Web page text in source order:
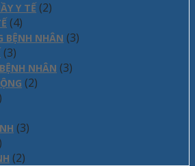
Y TẾ (2)
(4)
BỆNH NHÂN (3)
(3)
NHÂN (3)
(2)
(3)
(2)